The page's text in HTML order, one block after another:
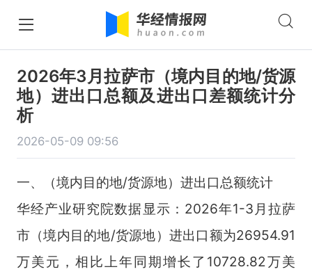
2026年3月拉萨市（境内目的地/货源
地）进出口总额及进出口差额统计分
析
2026-05-09 09:56
一、（境内目的地/货源地）进出口总额统计
华经产业研究院数据显示：2026年1-3月拉萨
市（境内目的地/货源地）进出口额为26954.91
万美元，相比上年同期增长了10728.82万美